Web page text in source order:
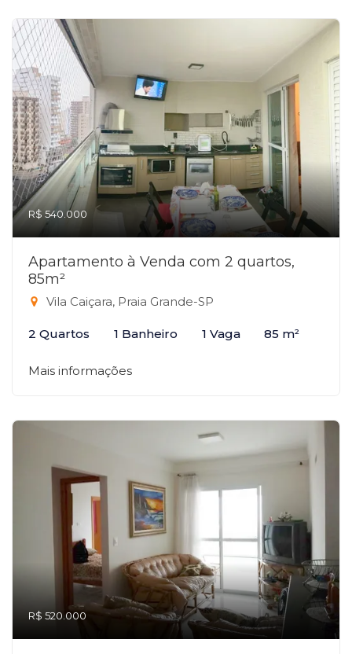
R$ 540.000
Apartamento à Venda com 2 quartos,
85m²
Vila Caiçara, Praia Grande-SP
2 Quartos 1 Banheiro 1 Vaga 85 m²
Mais informações
R$ 520.000